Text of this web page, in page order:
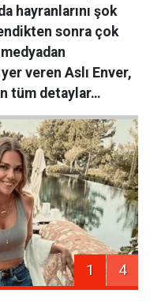
hayranlarını şok
sonra çok
veren Aslı Enver,
tüm detaylar…
1 4